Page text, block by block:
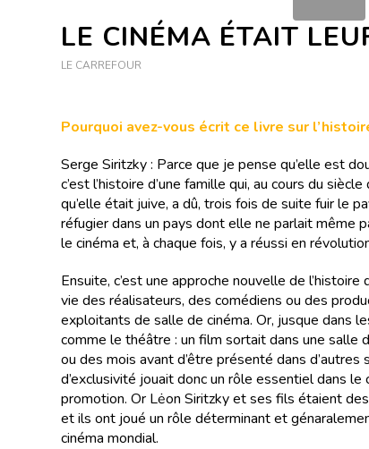
LE CINÉMA ÉTAIT
LE CARREFOUR
Pourquoi avez-vous écrit ce livre sur
Serge Siritzky : Parce que je pense qu’elle est
c’est l’histoire d’une famille qui, au cours du
qu’elle était juive, a dû, trois fois de suite fuir le
réfugier dans un pays dont elle ne parlait même
le cinéma et, à chaque fois, y a réussi en
Ensuite, c’est une approche nouvelle de l’histoire
vie des réalisateurs, des comédiens ou des
exploitants de salle de cinéma. Or, jusque dans
comme le théâtre : un film sortait dans une salle
ou des mois avant d’être présenté dans
d’exclusivité jouait donc un rôle essentiel dans
promotion. Or Lėon Siritzky et ses fils étaient
et ils ont joué un rôle déterminant et
cinéma mondial.